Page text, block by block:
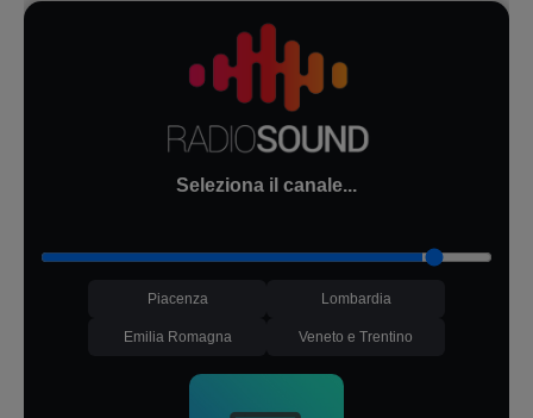
Seleziona il canale...
Piacenza Lombardia
Emilia Romagna Veneto e Trentino